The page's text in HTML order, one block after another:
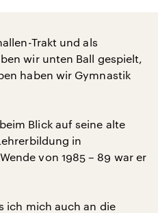
Trakt und als
wir unten Ball gespielt,
haben wir Gymnastik
Blick auf seine alte
in
von 1985 – 89 war er
ich mich auch an die